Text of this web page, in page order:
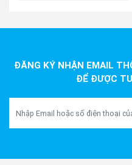
ĐĂNG KÝ NHẬN EMAIL
ĐỂ ĐƯỢC